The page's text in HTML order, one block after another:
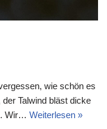
wie schön es
Talwind bläst dicke
Wir… Weiterlesen »